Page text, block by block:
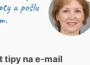
tipy na e-mail